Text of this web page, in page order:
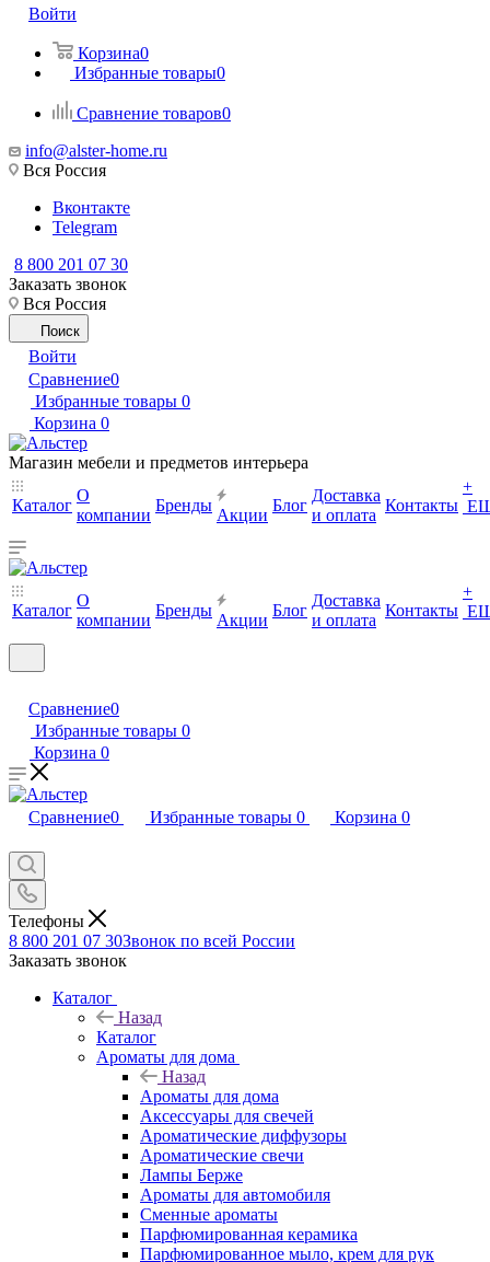
Войти
Корзина0
Избранные товары0
Сравнение товаров0
info@alster-home.ru
Вся Россия
Вконтакте
Telegram
8 800 201 07 30
Заказать звонок
Вся Россия
Поиск
Войти
Сравнение0
Избранные товары 0
Корзина 0
Магазин мебели и предметов интерьера
Каталог
О
компании
Бренды
Акции
Блог
Доставка
и оплата
Контакты
+
Каталог
О
компании
Бренды
Акции
Блог
Доставка
и оплата
Контакты
+
Сравнение0
Избранные товары 0
Корзина 0
Сравнение0 Избранные товары 0 Корзина 0
Телефоны
8 800 201 07 30Звонок по всей России
Заказать звонок
Каталог
Назад
Каталог
Ароматы для дома
Назад
Ароматы для дома
Аксессуары для свечей
Ароматические диффузоры
Ароматические свечи
Лампы Берже
Ароматы для автомобиля
Сменные ароматы
Парфюмированная керамика
Парфюмированное мыло, крем для рук